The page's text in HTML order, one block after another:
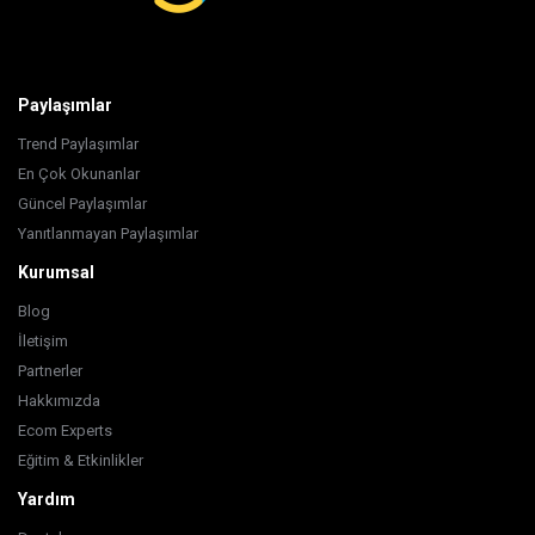
Paylaşımlar
Trend Paylaşımlar
En Çok Okunanlar
Güncel Paylaşımlar
Yanıtlanmayan Paylaşımlar
Kurumsal
Blog
İletişim
Partnerler
Hakkımızda
Ecom Experts
Eğitim & Etkinlikler
Yardım